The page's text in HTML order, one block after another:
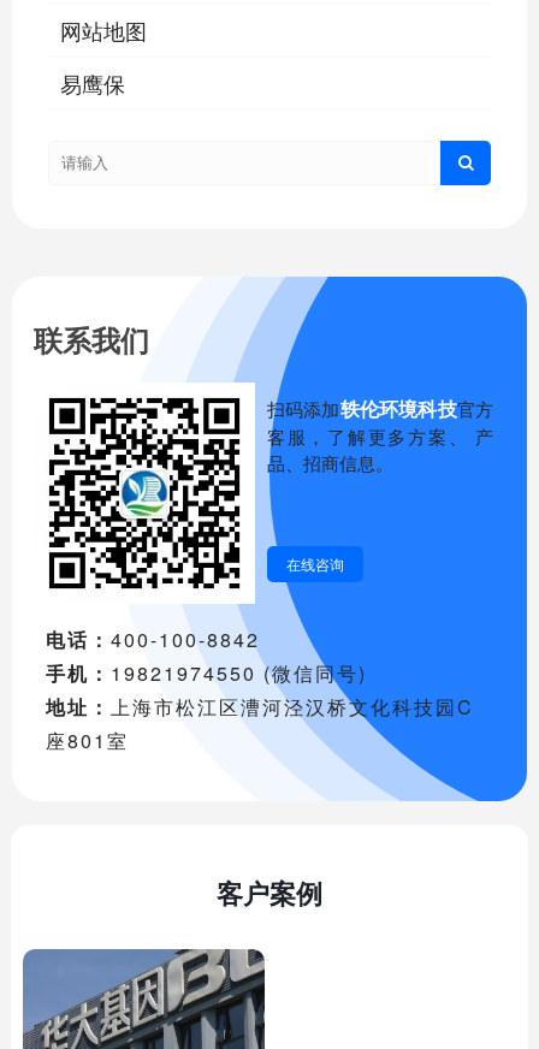
网站地图
易鹰保
联系我们
扫码添加轶伦环境科技官方
客服，了解更多方案、 产
品、招商信息。
在线咨询
电话： 400-100-8842
手机： 19821974550 (微信同号)
地址： 上海市松江区漕河泾汉桥文化科技园C
座801室
客户案例